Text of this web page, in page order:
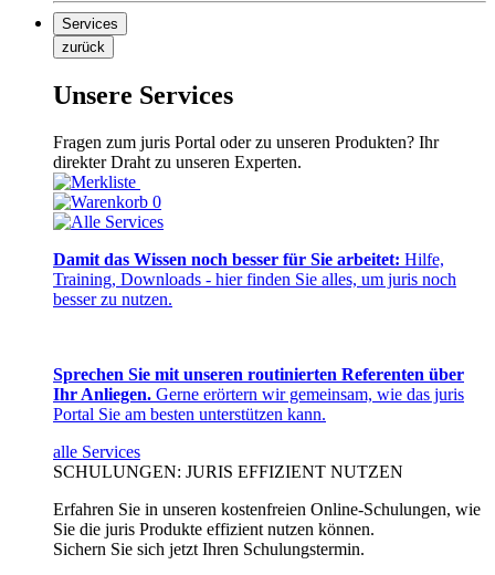
Services
zurück
Unsere Services
Fragen zum juris Portal oder zu unseren Produkten? Ihr
direkter Draht zu unseren Experten.
0
Damit das Wissen noch besser für Sie arbeitet: Hilfe,
Training, Downloads - hier finden Sie alles, um juris noch
besser zu nutzen.
Sprechen Sie mit unseren routinierten Referenten über
Ihr Anliegen. Gerne erörtern wir gemeinsam, wie das juris
Portal Sie am besten unterstützen kann.
alle Services
SCHULUNGEN: JURIS EFFIZIENT NUTZEN
Erfahren Sie in unseren kostenfreien Online-Schulungen, wie
Sie die juris Produkte effizient nutzen können.
Sichern Sie sich jetzt Ihren Schulungstermin.